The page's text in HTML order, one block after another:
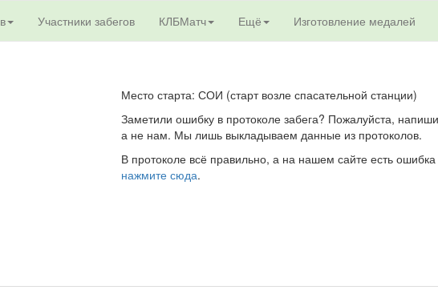
Участники забегов КЛБМатч Ещё Изготовление медалей
Место старта: СОИ (старт возле спасательной станции)
Заметили ошибку в протоколе забега? Пожалуйста,
а не нам. Мы лишь выкладываем данные из протоколов.
В протоколе всё правильно, а на нашем сайте есть
нажмите сюда.